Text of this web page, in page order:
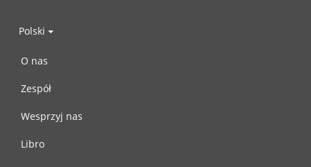
Polski
O nas
Zespół
Wesprzyj nas
Libro